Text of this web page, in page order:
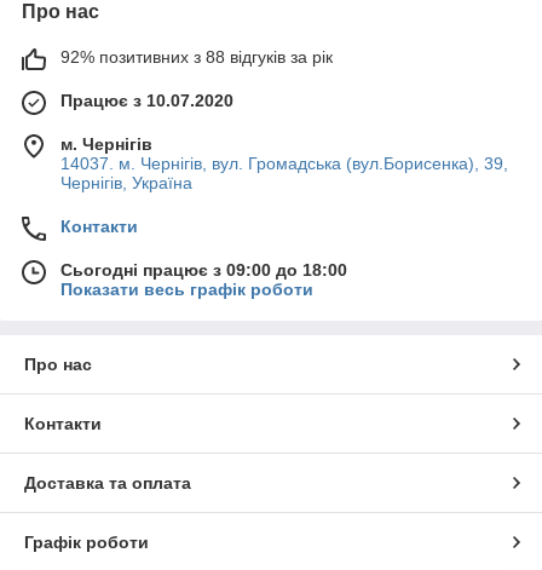
Про нас
92% позитивних з 88 відгуків за рік
Працює з 10.07.2020
м. Чернігів
14037. м. Чернігів, вул. Громадська (вул.Борисенка), 39,
Чернігів, Україна
Контакти
Сьогодні працює з 09:00 до 18:00
Показати весь графік роботи
Про нас
Контакти
Доставка та оплата
Графік роботи